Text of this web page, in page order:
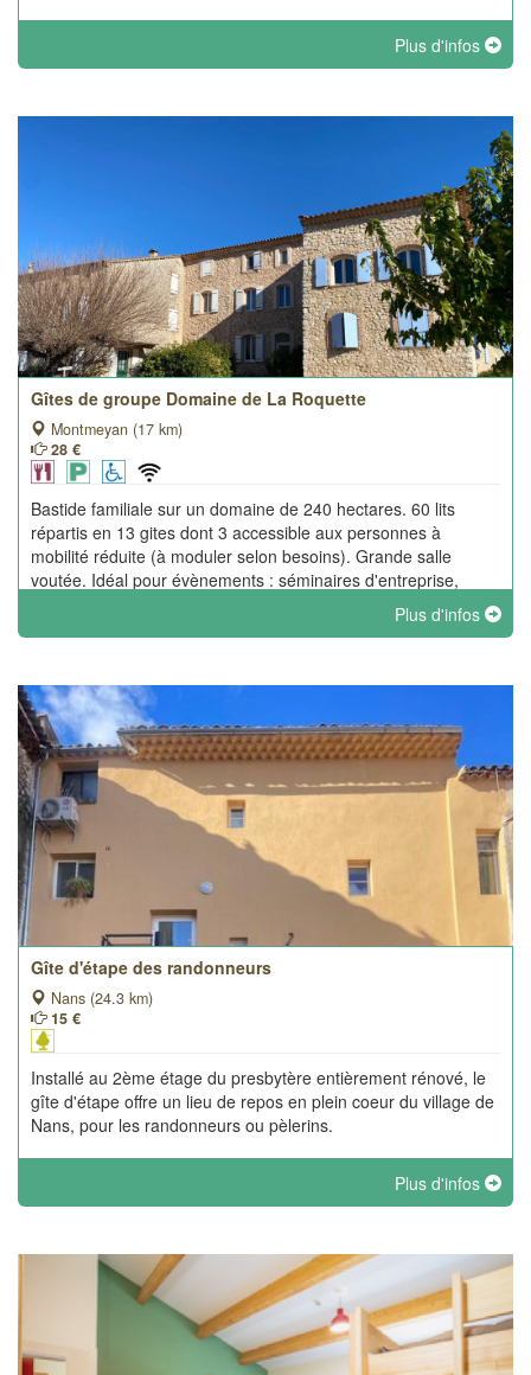
Plus d'infos
Gîtes de groupe Domaine de La Roquette
Montmeyan (17 km)
28 €
Bastide familiale sur un domaine de 240 hectares. 60 lits
répartis en 13 gites dont 3 accessible aux personnes à
mobilité réduite (à moduler selon besoins). Grande salle
voutée. Idéal pour évènements : séminaires d'entreprise,
Plus d'infos
Gîte d'étape des randonneurs
Nans (24.3 km)
15 €
Installé au 2ème étage du presbytère entièrement rénové, le
gîte d'étape offre un lieu de repos en plein coeur du village de
Nans, pour les randonneurs ou pèlerins.
Plus d'infos